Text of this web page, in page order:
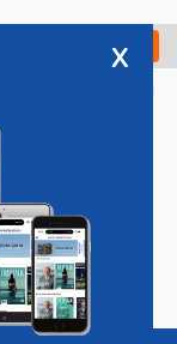
Check in
Vacatures
x